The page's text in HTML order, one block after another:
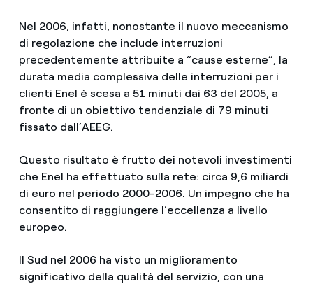
Nel 2006, infatti, nonostante il nuovo meccanismo
di regolazione che include interruzioni
precedentemente attribuite a “cause esterne”, la
durata media complessiva delle interruzioni per i
clienti Enel è scesa a 51 minuti dai 63 del 2005, a
fronte di un obiettivo tendenziale di 79 minuti
fissato dall’AEEG.
Questo risultato è frutto dei notevoli investimenti
che Enel ha effettuato sulla rete: circa 9,6 miliardi
di euro nel periodo 2000-2006. Un impegno che ha
consentito di raggiungere l’eccellenza a livello
europeo.
Il Sud nel 2006 ha visto un miglioramento
significativo della qualità del servizio, con una